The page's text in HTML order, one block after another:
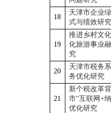
18
天津市企业
式与绩效研究
19
推进乡村文
化旅游事业
究
20
天津市税务
务优化研究
21
新个税改革
市“互联网+
优化研究